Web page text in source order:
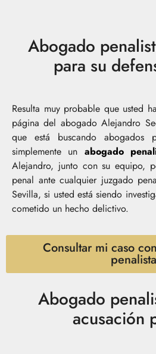
Abogado
para su
Resulta muy probable que usted
página del abogado Alejandro
que está buscando abogados
simplemente un abogado
Alejandro, junto con su equipo,
penal ante cualquier juzgado
Sevilla, si usted está siendo
cometido un hecho delictivo.
Consultar mi caso
penalista
Abogado
acusación